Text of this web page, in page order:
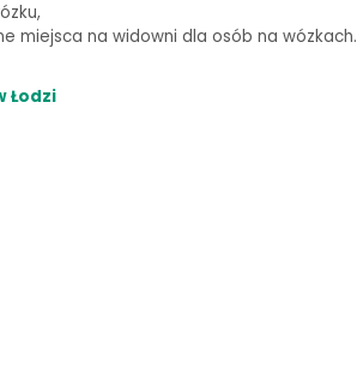
miejsca na widowni dla osób na wózkach.
Łodzi